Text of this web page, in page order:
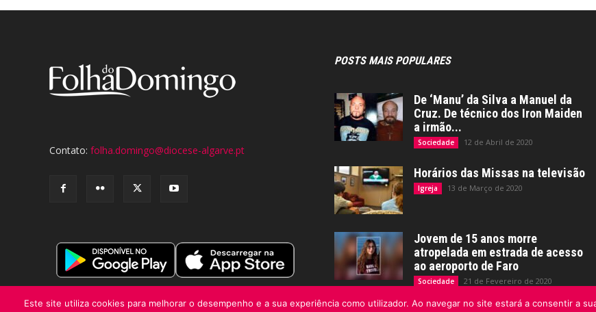
Contato: folha.domingo@diocese-algarve.pt
POSTS MAIS POPULARES
De ‘Manu’ da Silva a Manuel da
Cruz. De técnico dos Iron Maiden
a irmão...
Sociedade 12 de Abril de 2020
Horários das Missas na televisão
Igreja 13 de Março de 2020
Jovem de 15 anos morre
atropelada em estrada de acesso
ao aeroporto de Faro
Sociedade 21 de Fevereiro de 2020
Este site utiliza cookies para melhorar o desempenho e a sua experiência como utilizador. Ao navegar no site estará a consentir a